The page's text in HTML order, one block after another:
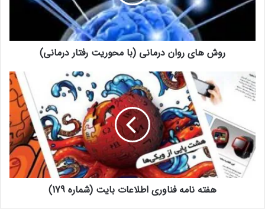
روش های روان درمانی (با محوریت رفتار درمانی)
هفته
نامه
فناوری
بایت
(شماره
179)
هفته نامه فناوری اطلاعات بایت (شماره 179)